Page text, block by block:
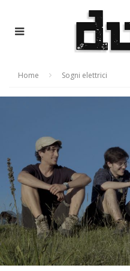
Home Sogni elettrici